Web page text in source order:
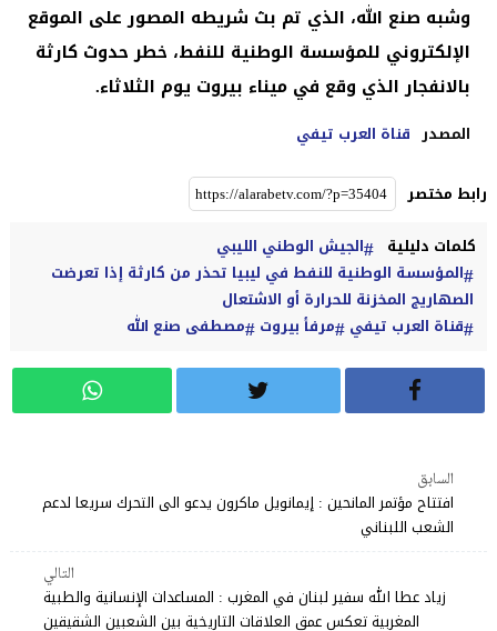
وشبه صنع الله، الذي تم بث شريطه المصور على الموقع
الإلكتروني للمؤسسة الوطنية للنفط، خطر حدوث كارثة
بالانفجار الذي وقع في ميناء بيروت يوم الثلاثاء.
المصدر قناة العرب تيفي
رابط مختصر
كلمات دليلية
الجيش الوطني الليبي
المؤسسة الوطنية للنفط في ليبيا تحذر من كارثة إذا تعرضت
الصهاريج المخزنة للحرارة أو الاشتعال
قناة العرب تيفي مرفأ بيروت مصطفى صنع الله
السابق
افتتاح مؤتمر المانحين : إيمانويل ماكرون يدعو الى التحرك سريعا لدعم
الشعب اللبناني
التالي
زياد عطا الله سفير لبنان في المغرب : المساعدات الإنسانية والطبية
المغربية تعكس عمق العلاقات التاريخية بين الشعبين الشقيقين